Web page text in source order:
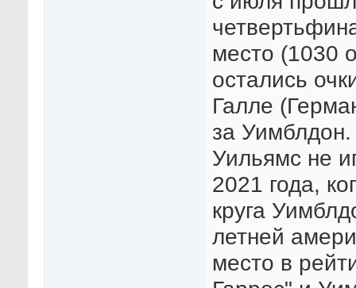
место (1030
остались
Галле
за Уимблдон.
Уильямс не
2021 года,
круга
летней
место в